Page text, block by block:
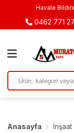
Havale
0462 771
Anasayfa